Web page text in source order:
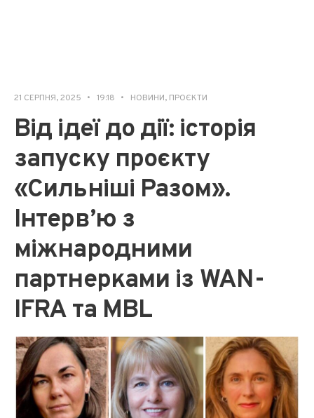
21 СЕРПНЯ, 2025 • 19:18 • НОВИНИ, ПРОЄКТИ
Від ідеї до дії: історія
запуску проєкту
«Сильніші Разом».
Інтерв’ю з
міжнародними
партнерками із WAN-
IFRA та MBL